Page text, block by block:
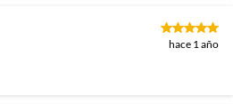
hace 1 año